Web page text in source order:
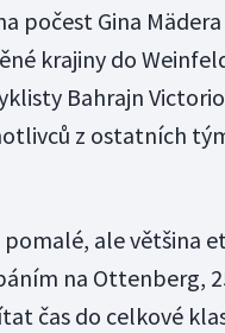
počest Gina
krajiny do
Bahrajn
z ostatních
ale většina
na Ottenberg,
čas do celkové